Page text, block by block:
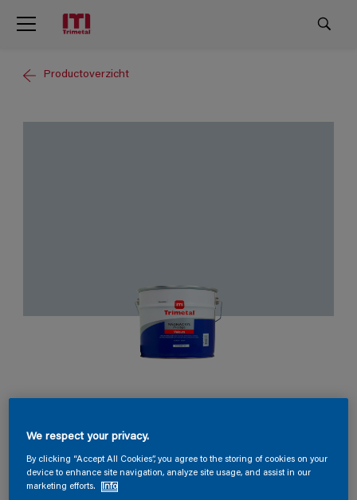
Productoverzicht
TDG3-123
We respect your privacy.
By clicking “Accept All Cookies”, you agree to the storing of cookies on your
device to enhance site navigation, analyze site usage, and assist in our
marketing efforts.
Info